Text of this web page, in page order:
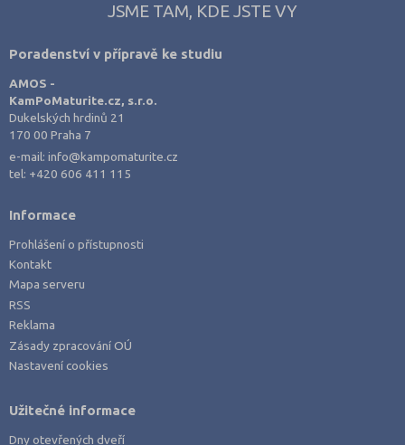
JSME TAM, KDE JSTE VY
Poradenství v přípravě ke studiu
AMOS -
KamPoMaturite.cz, s.r.o.
Dukelských hrdinů 21
170 00 Praha 7
e-mail:info@kampomaturite.cz
tel: +420 606 411 115
Informace
Prohlášení o přístupnosti
Kontakt
Mapa serveru
RSS
Reklama
Zásady zpracování OÚ
Nastavení cookies
Užitečné informace
Dny otevřených dveří